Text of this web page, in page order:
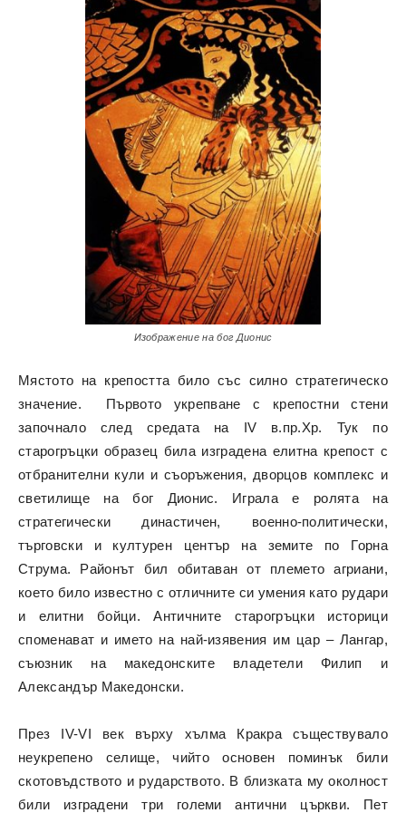
Изображение на бог Дионис
Мястото на крепостта било със силно стратегическо
значение. Първото укрепване с крепостни стени
започнало след средата на ІV в.пр.Хр. Тук по
старогръцки образец била изградена елитна крепост с
отбранителни кули и съоръжения, дворцов комплекс и
светилище на бог Дионис. Играла е ролята на
стратегически династичен, военно-политически,
търговски и културен център на земите по Горна
Струма. Районът бил обитаван от племето агриани,
което било известно с отличните си умения като рудари
и елитни бойци. Античните старогръцки историци
споменават и името на най-изявения им цар – Лангар,
съюзник на македонските владетели Филип и
Александър Македонски.
През ІV-VІ век върху хълма Кракра съществувало
неукрепено селище, чийто основен поминък били
скотовъдството и рударството. В близката му околност
били изградени три големи антични църкви. Пет